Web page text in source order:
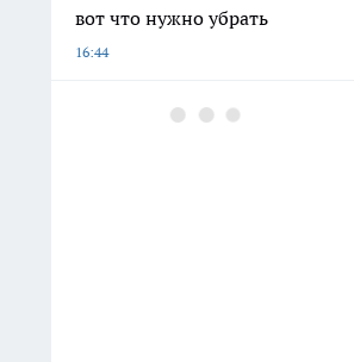
вот что нужно убрать
16:44